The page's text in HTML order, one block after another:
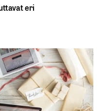
eri